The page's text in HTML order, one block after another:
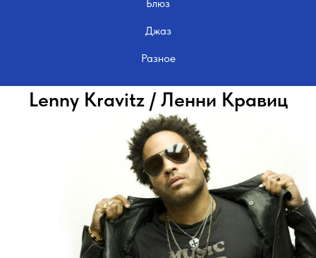
Блюз
Джаз
Разное
Lenny Kravitz / Ленни Кравиц